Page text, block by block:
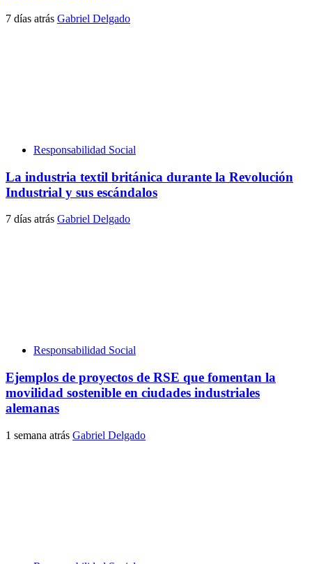
7 días atrás Gabriel Delgado
Responsabilidad Social
La industria textil británica durante la Revolución
Industrial y sus escándalos
7 días atrás Gabriel Delgado
Responsabilidad Social
Ejemplos de proyectos de RSE que fomentan la
movilidad sostenible en ciudades industriales
alemanas
1 semana atrás Gabriel Delgado